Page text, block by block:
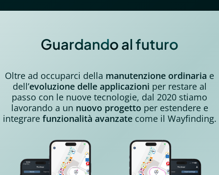
Guardando al futuro
Oltre ad occuparci della manutenzione ordinaria e
dell’evoluzione delle applicazioni per restare al
passo con le nuove tecnologie, dal 2020 stiamo
lavorando a un nuovo progetto per estendere e
integrare funzionalità avanzatecome il Wayfinding.